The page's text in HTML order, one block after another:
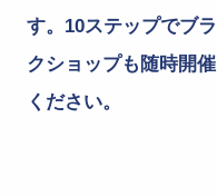
す。10ステップでブ
クショップも随時開
ください。